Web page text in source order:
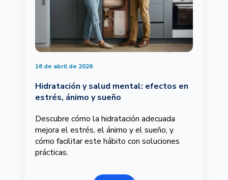
16 de abril de 2026
Hidratación y salud mental: efectos en
estrés, ánimo y sueño
Descubre cómo la hidratación adecuada
mejora el estrés, el ánimo y el sueño, y
cómo facilitar este hábito con soluciones
prácticas.